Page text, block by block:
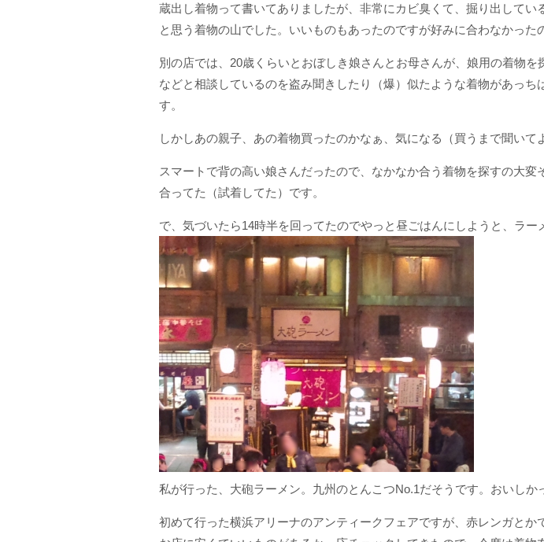
蔵出し着物って書いてありましたが、非常にカビ臭くて、掘り出して
と思う着物の山でした。いいものもあったのですが好みに合わなかった
別の店では、20歳くらいとおぼしき娘さんとお母さんが、娘用の着物
などと相談しているのを盗み聞きしたり（爆）似たような着物があっ
す。
しかしあの親子、あの着物買ったのかなぁ、気になる（買うまで聞い
スマートで背の高い娘さんだったので、なかなか合う着物を探すの大
合ってた（試着してた）です。
で、気づいたら14時半を回ってたのでやっと昼ごはんにしようと、ラー
私が行った、大砲ラーメン。九州のとんこつNo.1だそうです。おいしか
初めて行った横浜アリーナのアンティークフェアですが、赤レンガと